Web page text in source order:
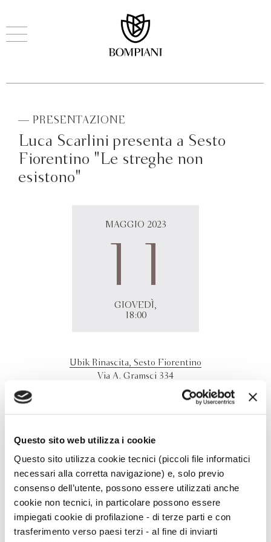
Questo sito web utilizza i cookie
Questo sito utilizza cookie tecnici (piccoli file informatici
necessari alla corretta navigazione) e, solo previo
consenso dell’utente, possono essere utilizzati anche
cookie non tecnici, in particolare possono essere
impiegati cookie di profilazione - di terze parti e con
trasferimento verso paesi terzi - al fine di inviarti
— PRESENTAZIONE
Luca Scarlini presenta a Sesto
Fiorentino "Le streghe non
esistono"
MAGGIO 2023
11
GIOVEDÌ,
18:00
Ubik Rinascita, Sesto Fiorentino
Via A. Gramsci 334
50019 - Sesto Fiorentino (FI)